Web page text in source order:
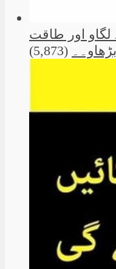
اور طاقت
بڑھاو۔۔ (5,873)